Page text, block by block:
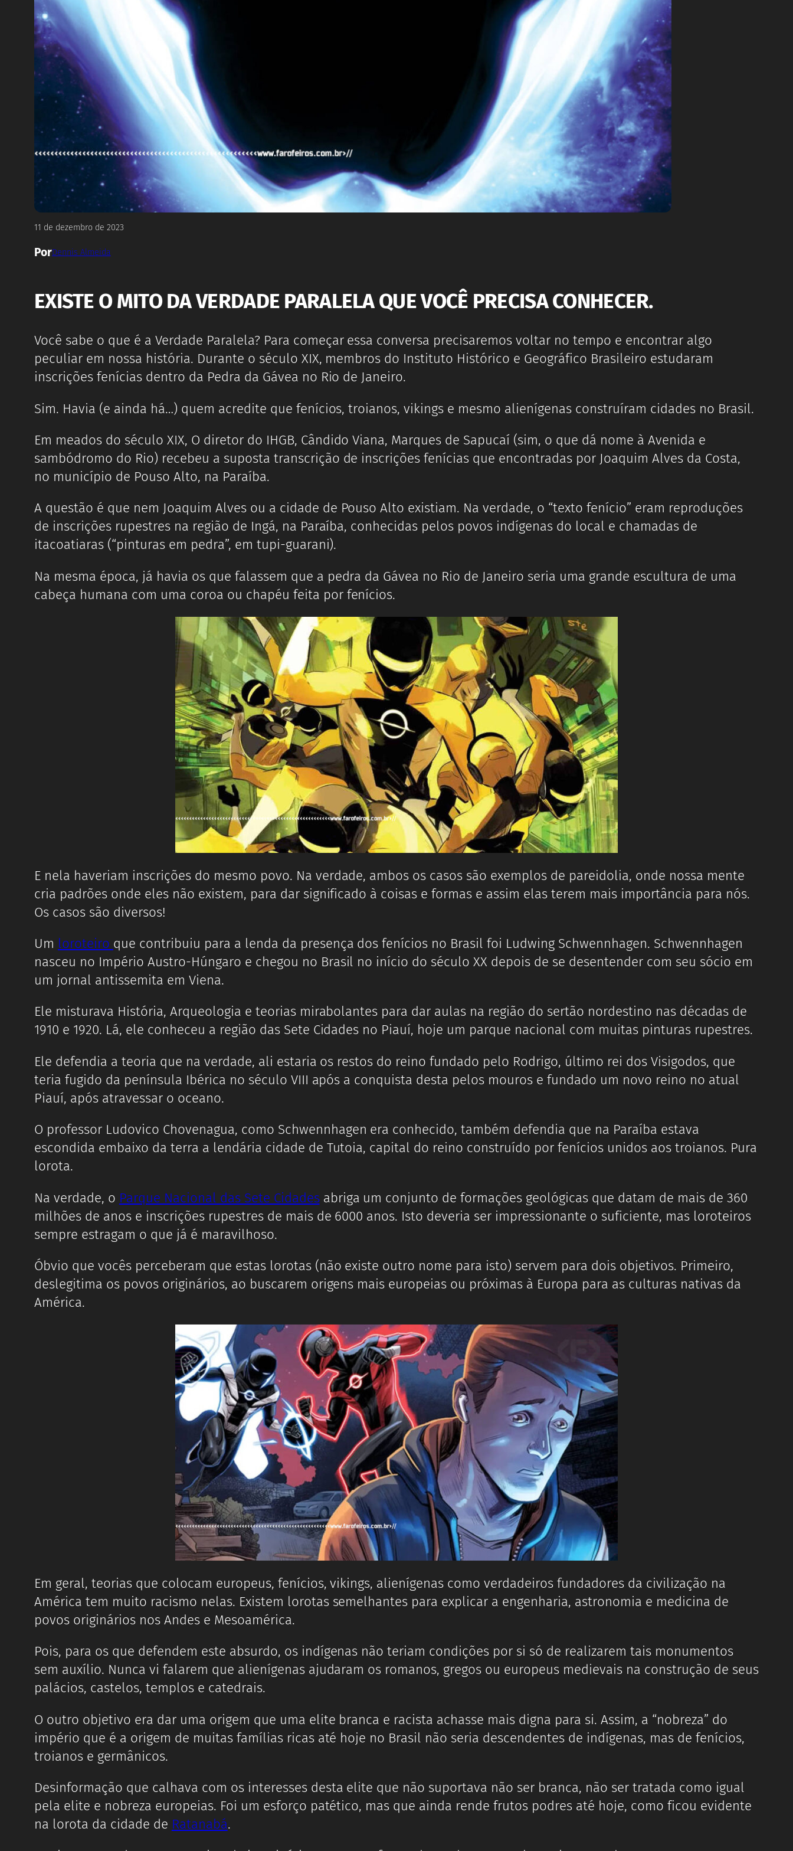
11 de dezembro de 2023
PorDennis Almeida
EXISTE O MITO DA VERDADE PARALELA QUE VOCÊ PRECISA CONHECER.
Você sabe o que é a Verdade Paralela? Para começar essa conversa precisaremos voltar no tempo e encontrar algo
peculiar em nossa história. Durante o século XIX, membros do Instituto Histórico e Geográfico Brasileiro estudaram
inscrições fenícias dentro da Pedra da Gávea no Rio de Janeiro.
Sim. Havia (e ainda há…) quem acredite que fenícios, troianos, vikings e mesmo alienígenas construíram cidades no Brasil.
Em meados do século XIX, O diretor do IHGB, Cândido Viana, Marques de Sapucaí (sim, o que dá nome à Avenida e
sambódromo do Rio) recebeu a suposta transcrição de inscrições fenícias que encontradas por Joaquim Alves da Costa,
no município de Pouso Alto, na Paraíba.
A questão é que nem Joaquim Alves ou a cidade de Pouso Alto existiam. Na verdade, o “texto fenício” eram reproduções
de inscrições rupestres na região de Ingá, na Paraíba, conhecidas pelos povos indígenas do local e chamadas de
itacoatiaras (“pinturas em pedra”, em tupi-guarani).
Na mesma época, já havia os que falassem que a pedra da Gávea no Rio de Janeiro seria uma grande escultura de uma
cabeça humana com uma coroa ou chapéu feita por fenícios.
E nela haveriam inscrições do mesmo povo. Na verdade, ambos os casos são exemplos de pareidolia, onde nossa mente
cria padrões onde eles não existem, para dar significado à coisas e formas e assim elas terem mais importância para nós.
Os casos são diversos!
Um loroteiro que contribuiu para a lenda da presença dos fenícios no Brasil foi Ludwing Schwennhagen. Schwennhagen
nasceu no Império Austro-Húngaro e chegou no Brasil no início do século XX depois de se desentender com seu sócio em
um jornal antissemita em Viena.
Ele misturava História, Arqueologia e teorias mirabolantes para dar aulas na região do sertão nordestino nas décadas de
1910 e 1920. Lá, ele conheceu a região das Sete Cidades no Piauí, hoje um parque nacional com muitas pinturas rupestres.
Ele defendia a teoria que na verdade, ali estaria os restos do reino fundado pelo Rodrigo, último rei dos Visigodos, que
teria fugido da península Ibérica no século VIII após a conquista desta pelos mouros e fundado um novo reino no atual
Piauí, após atravessar o oceano.
O professor Ludovico Chovenagua, como Schwennhagen era conhecido, também defendia que na Paraíba estava
escondida embaixo da terra a lendária cidade de Tutoia, capital do reino construído por fenícios unidos aos troianos. Pura
lorota.
Na verdade, o Parque Nacional das Sete Cidadesabriga um conjunto de formações geológicas que datam de mais de 360
milhões de anos e inscrições rupestres de mais de 6000 anos. Isto deveria ser impressionante o suficiente, mas loroteiros
sempre estragam o que já é maravilhoso.
Óbvio que vocês perceberam que estas lorotas (não existe outro nome para isto) servem para dois objetivos. Primeiro,
deslegitima os povos originários, ao buscarem origens mais europeias ou próximas à Europa para as culturas nativas da
América.
Em geral, teorias que colocam europeus, fenícios, vikings, alienígenas como verdadeiros fundadores da civilização na
América tem muito racismo nelas. Existem lorotas semelhantes para explicar a engenharia, astronomia e medicina de
povos originários nos Andes e Mesoamérica.
Pois, para os que defendem este absurdo, os indígenas não teriam condições por si só de realizarem tais monumentos
sem auxílio. Nunca vi falarem que alienígenas ajudaram os romanos, gregos ou europeus medievais na construção de seus
palácios, castelos, templos e catedrais.
O outro objetivo era dar uma origem que uma elite branca e racista achasse mais digna para si. Assim, a “nobreza” do
império que é a origem de muitas famílias ricas até hoje no Brasil não seria descendentes de indígenas, mas de fenícios,
troianos e germânicos.
Desinformação que calhava com os interesses desta elite que não suportava não ser branca, não ser tratada como igual
pela elite e nobreza europeias. Foi um esforço patético, mas que ainda rende frutos podres até hoje, como ficou evidente
na lorota da cidade de Ratanabá.